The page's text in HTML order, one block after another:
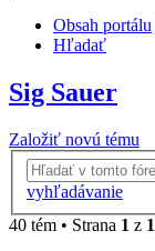
Obsah portálu
Hľadať
Sig Sauer
Založiť novú tému
vyhľadávanie
40 tém • Strana 1 z 1